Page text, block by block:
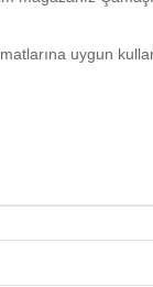
uygun